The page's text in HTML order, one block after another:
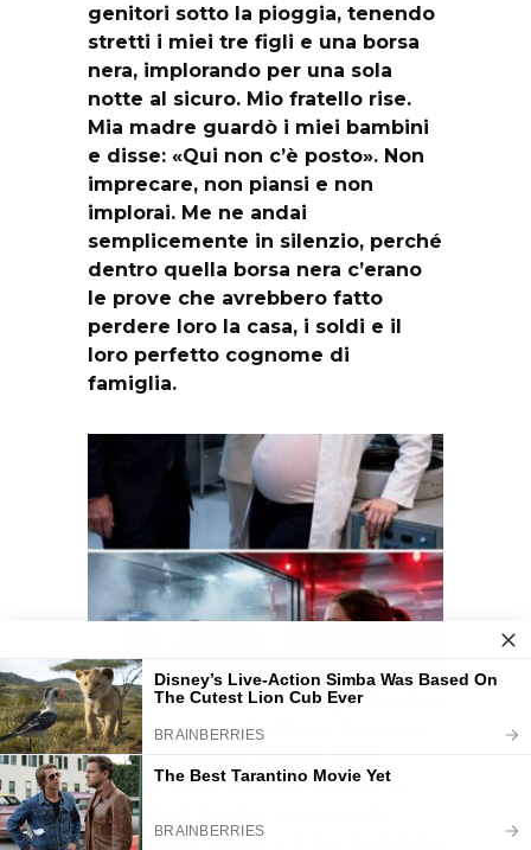
genitori sotto la pioggia, tenendo
stretti i miei tre figli e una borsa
nera, implorando per una sola
notte al sicuro. Mio fratello rise.
Mia madre guardò i miei bambini
e disse: «Qui non c’è posto». Non
imprecare, non piansi e non
implorai. Me ne andai
semplicemente in silenzio, perché
dentro quella borsa nera c’erano
le prove che avrebbero fatto
perdere loro la casa, i soldi e il
loro perfetto cognome di
famiglia.
Charles pensava che la gravidanza
mi avesse resa indifesa. Pensava
che il dolore mi avesse resa
debole. Così, quando mandò in
frantumi il becher e sussurrò:
«Una firma, Elena, o il tuo bambino